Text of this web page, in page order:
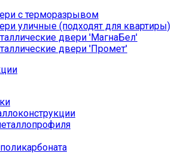
с терморазрывом
уличные (подходят для квартиры)
двери 'МагнаБел'
двери 'Промет'